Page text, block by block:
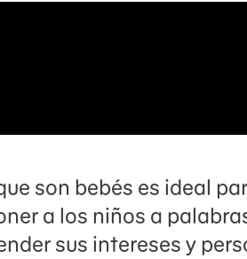
son bebés es ideal
a los niños a
sus intereses y